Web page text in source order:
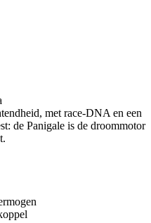
met race-DNA en een
de Panigale is de droommotor